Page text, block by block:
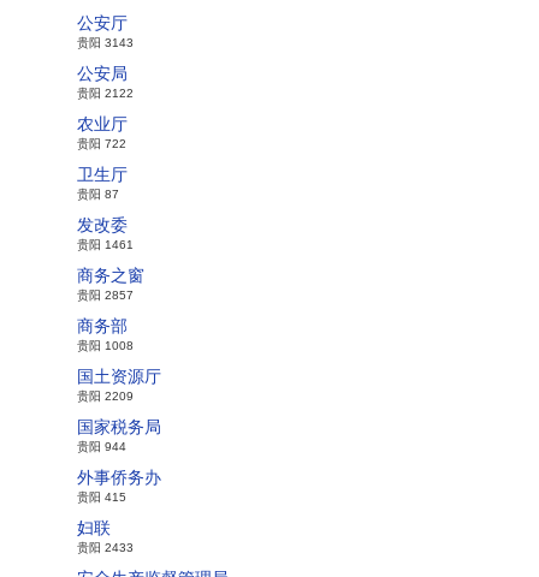
公安厅
贵阳 3143
公安局
贵阳 2122
农业厅
贵阳 722
卫生厅
贵阳 87
发改委
贵阳 1461
商务之窗
贵阳 2857
商务部
贵阳 1008
国土资源厅
贵阳 2209
国家税务局
贵阳 944
外事侨务办
贵阳 415
妇联
贵阳 2433